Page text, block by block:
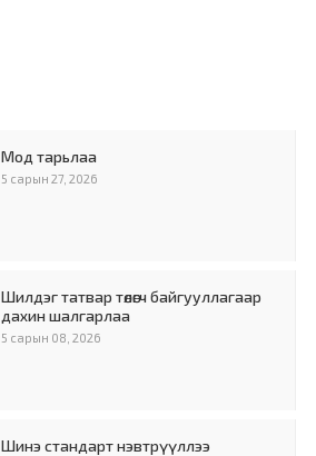
Мод тарьлаа
5 сарын 27, 2026
Шилдэг татвар төлөгч байгууллагаар
дахин шалгарлаа
5 сарын 08, 2026
Шинэ стандарт нэвтрүүллээ